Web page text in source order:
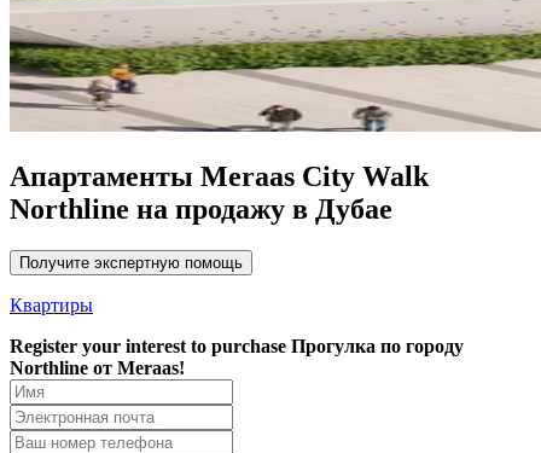
Апартаменты Meraas City Walk
Northline на продажу в Дубае
Получите экспертную помощь
Квартиры
Register your interest to purchase Прогулка по городу
Northline от Meraas!